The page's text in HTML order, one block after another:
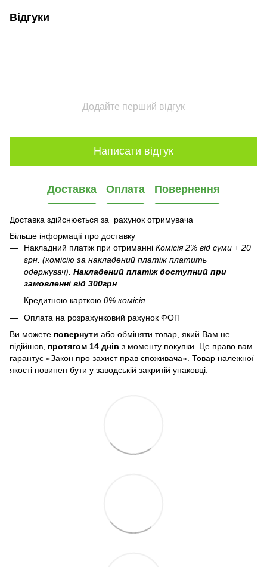
Відгуки
Додайте перший відгук
Написати відгук
Доставка Оплата Повернення
Доставка здійснюється за рахунок отримувача
Більше інформації про доставку
Накладний платіж при отриманні Комісія 2% від суми + 20
грн. (комісію за накладений платіж платить
одержувач). Накладений платіж доступний при
замовленні від 300грн
Кредитною карткою 0% комісія
Оплата на розрахунковий рахунок ФОП
Ви можете повернути або обміняти товар, який Вам не
підійшов, протягом 14 днів з моменту покупки. Це право вам
гарантує «Закон про захист прав споживача». Товар належної
якості повинен бути у заводській закритій упаковці.